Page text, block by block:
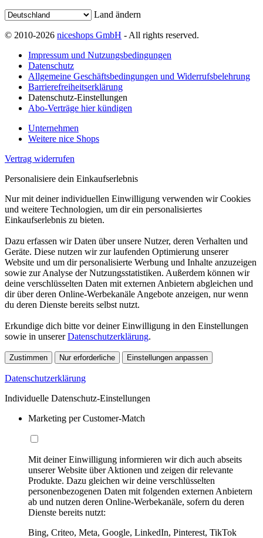
Land ändern
© 2010-2026 niceshops GmbH - All rights reserved.
Impressum und Nutzungsbedingungen
Datenschutz
Allgemeine Geschäftsbedingungen und Widerrufsbelehrung
Barrierefreiheitserklärung
Datenschutz-Einstellungen
Abo-Verträge hier kündigen
Unternehmen
Weitere nice Shops
Vertrag widerrufen
Personalisiere dein Einkaufserlebnis
Nur mit deiner individuellen Einwilligung verwenden wir Cookies
und weitere Technologien, um dir ein personalisiertes
Einkaufserlebnis zu bieten.
Dazu erfassen wir Daten über unsere Nutzer, deren Verhalten und
Geräte. Diese nutzen wir zur laufenden Optimierung unserer
Website und um dir personalisierte Werbung und Inhalte anzuzeigen
sowie zur Analyse der Nutzungsstatistiken. Außerdem können wir
deine verschlüsselten Daten mit externen Anbietern abgleichen und
dir über deren Online-Werbekanäle Angebote anzeigen, nur wenn
du deren Dienste bereits selbst nutzt.
Erkundige dich bitte vor deiner Einwilligung in den Einstellungen
sowie in unsererDatenschutzerklärung.
Zustimmen Nur erforderliche Einstellungen anpassen
Datenschutzerklärung
Individuelle Datenschutz-Einstellungen
Marketing per Customer-Match
Mit deiner Einwilligung informieren wir dich auch abseits
unserer Website über Aktionen und zeigen dir relevante
Produkte. Dazu gleichen wir deine verschlüsselten
personenbezogenen Daten mit folgenden externen Anbietern
ab und nutzen deren Online-Werbekanäle, sofern du deren
Dienste bereits nutzt:
Bing, Criteo, Meta, Google, LinkedIn, Pinterest, TikTok